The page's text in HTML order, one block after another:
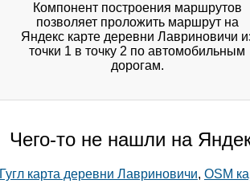
Компонент построения маршрутов
позволяет проложить маршрут на
Яндекс карте деревни Лавриновичи
точки 1 в точку 2 по автомобильным
дорогам.
Чего-то не нашли на
Гугл карта деревни Лавриновичи, OSM